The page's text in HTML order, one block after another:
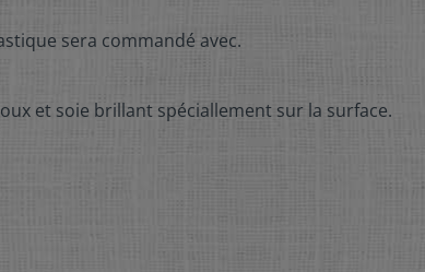
sera commandé avec.
et soie brillant spéciallement sur la surface.